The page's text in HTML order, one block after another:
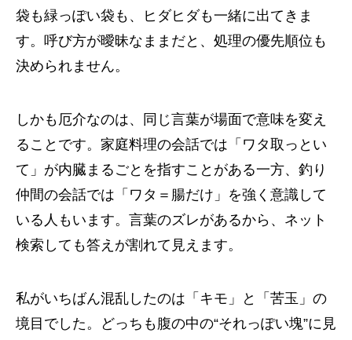
袋も緑っぽい袋も、ヒダヒダも一緒に出てきま
す。呼び方が曖昧なままだと、処理の優先順位も
決められません。
しかも厄介なのは、同じ言葉が場面で意味を変え
ることです。家庭料理の会話では「ワタ取っとい
て」が内臓まるごとを指すことがある一方、釣り
仲間の会話では「ワタ＝腸だけ」を強く意識して
いる人もいます。言葉のズレがあるから、ネット
検索しても答えが割れて見えます。
私がいちばん混乱したのは「キモ」と「苦玉」の
境目でした。どっちも腹の中の“それっぽい塊”に見